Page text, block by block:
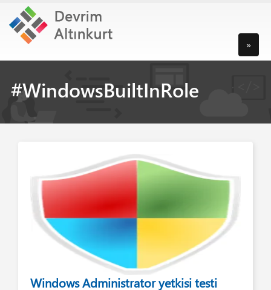
»
#WindowsBuiltInRole
Windows Administrator yetkisi testi